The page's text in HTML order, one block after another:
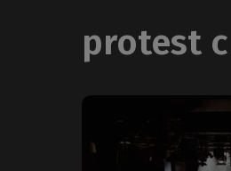
protest